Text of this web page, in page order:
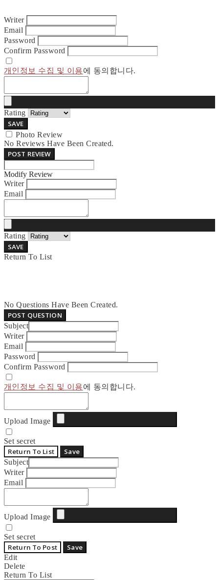
Writer
Email
Password
Confirm Password
개인정보 수집 및 이용에 동의합니다.
Rating
SAVE
Photo Review
No Reviews Have Been Created.
POST REVIEW
Modify Review
Writer
Email
Rating
SAVE
Return To List
No Questions Have Been Created.
POST QUESTION
Subject
Writer
Email
Password
Confirm Password
개인정보 수집 및 이용에 동의합니다.
Upload Image
Set secret
Return To List Save
Subject
Writer
Email
Upload Image
Set secret
Return To Post Save
Edit
Delete
Return To List